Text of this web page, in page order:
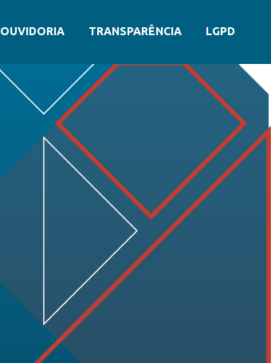
OUVIDORIA TRANSPARÊNCIA LGPD